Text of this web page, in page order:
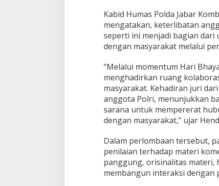
Kabid Humas Polda Jabar
mengatakan, keterlibatan
seperti ini menjadi bagian dari
dengan masyarakat melalui
“Melalui momentum Hari
menghadirkan ruang
masyarakat. Kehadiran juri
anggota Polri, menunjukkan
sarana untuk mempererat
dengan masyarakat,” ujar
Dalam perlombaan tersebut,
penilaian terhadap materi
panggung, orisinalitas materi,
membangun interaksi dengan